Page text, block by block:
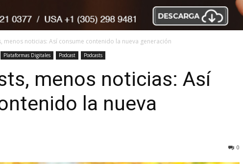
menos noticias: Así consume contenido la nueva generación
Plataformas Digitales Podcast Podcasts
menos noticias: Así
la nueva
0